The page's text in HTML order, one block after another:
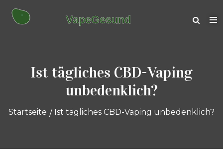
Ist tägliches CBD-Vaping
unbedenklich?
Startseite Ist tägliches CBD-Vaping unbedenklich?